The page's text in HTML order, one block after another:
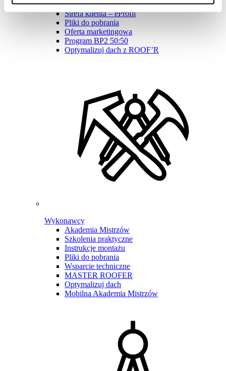
Program Lojalnościowy BPoints
Strefa klienta – eProfil
Pliki do pobrania
Oferta marketingowa
Program BP2 50:50
Optymalizuj dach z ROOF’R
Wykonawcy
Akademia Mistrzów
Szkolenia praktyczne
Instrukcje montażu
Pliki do pobrania
Wsparcie techniczne
MASTER ROOFER
Optymalizuj dach
Mobilna Akademia Mistrzów